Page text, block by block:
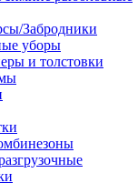
Забродники
уборы
и толстовки